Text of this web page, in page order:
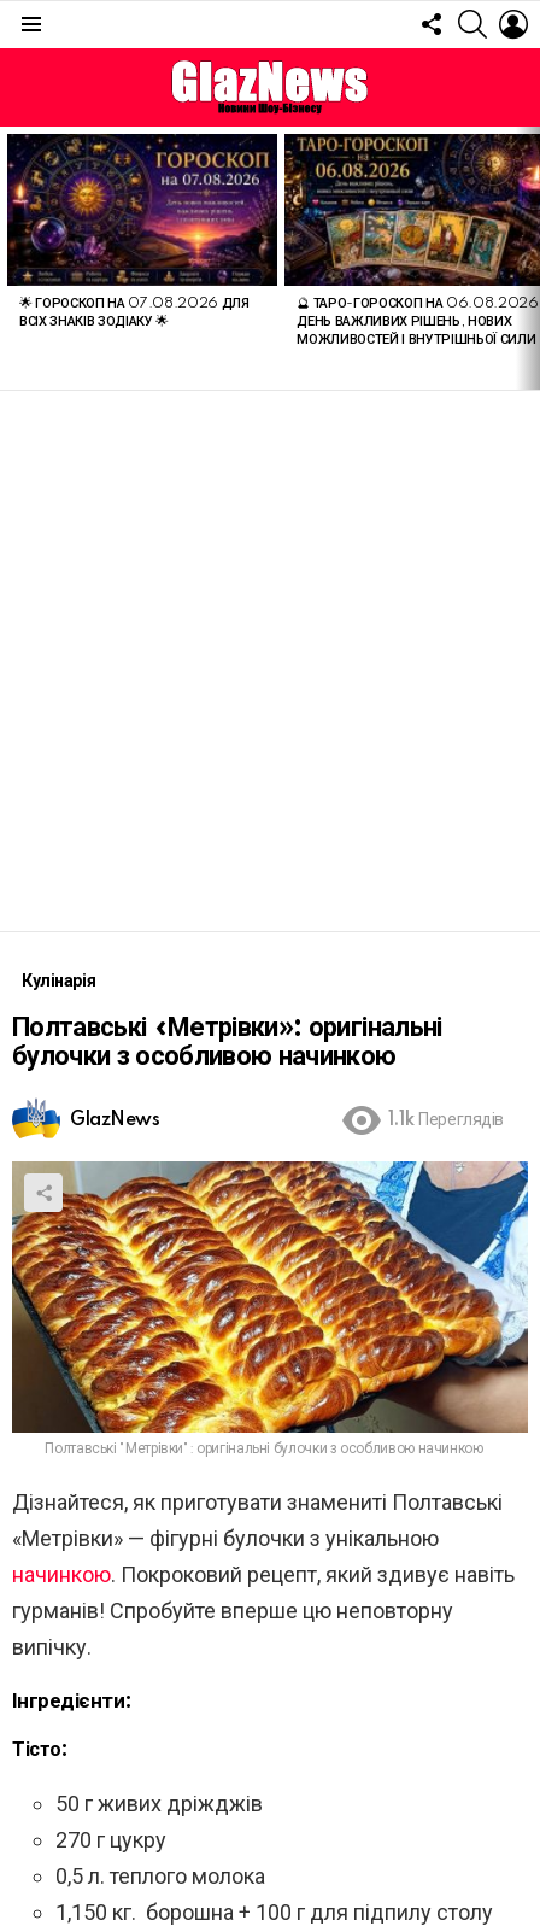
FOLLOW
US
ОСТАННІ
СТАТТІ
🌟 ГОРОСКОП НА 07.08.2026 ДЛЯ
ВСІХ ЗНАКІВ ЗОДІАКУ 🌟
🔮 ТАРО-ГОРОСКОП НА
ДЕНЬ ВАЖЛИВИХ РІШЕНЬ, НОВИХ
МОЖЛИВОСТЕЙ І ВНУТРІШНЬОЇ СИЛИ
Кулінарія
Полтавські «Метрівки»: оригінальні
булочки з особливою начинкою
GlazNews 1.1k Переглядів
Полтавські "Метрівки": оригінальні булочки з особливою начинкою
Дізнайтеся, як приготувати знамениті Полтавські
«Метрівки» — фігурні булочки з унікальною
начинкою. Покроковий рецепт, який здивує навіть
гурманів! Спробуйте вперше цю неповторну
випічку.
Інгредієнти:
Тісто:
50 г живих дріжджів
270 г цукру
0,5 л. теплого молока
1,150 кг. борошна + 100 г для підпилу столу